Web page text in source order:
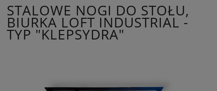
STALOWE NOGI DO STOŁU,
BIURKA LOFT INDUSTRIAL -
TYP "KLEPSYDRA"